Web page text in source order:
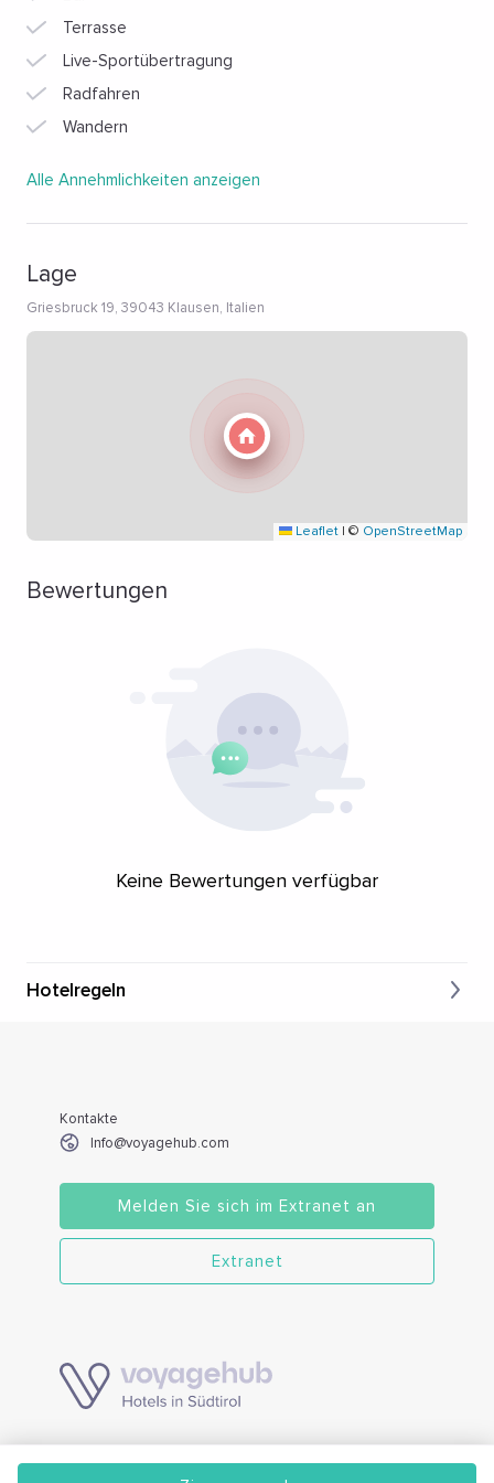
Terrasse
Live-Sportübertragung
Radfahren
Wandern
Alle Annehmlichkeiten anzeigen
Lage
Griesbruck 19, 39043 Klausen, Italien
Leaflet | © OpenStreetMap
Bewertungen
Keine Bewertungen verfügbar
Hotelregeln
Kontakte
Info@voyagehub.com
Melden Sie sich im Extranet an
Extranet